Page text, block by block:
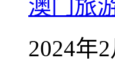
澳门旅
2024年